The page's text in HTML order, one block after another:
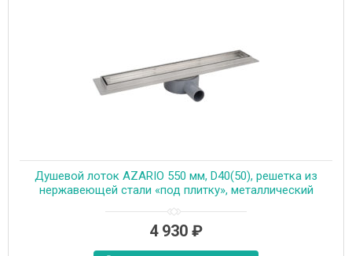
Душевой лоток AZARIO 550 мм, D40(50), решетка из
нержавеющей стали «под плитку», металлический
(AZT3TILE550)
4 930 ₽